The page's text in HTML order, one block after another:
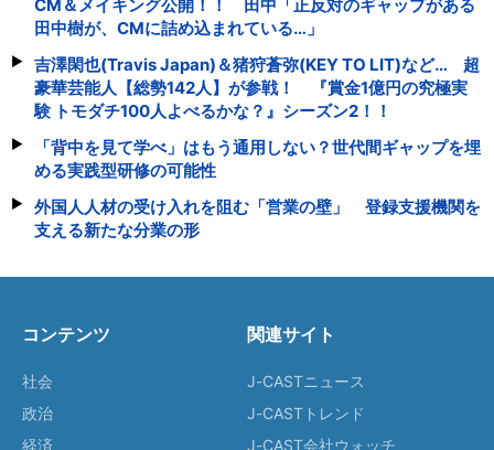
CM＆メイキング公開！！ 田中「正反対のギャップがある
田中樹が、CMに詰め込まれている…」
吉澤閑也(Travis Japan)＆猪狩蒼弥(KEY TO LIT)など… 超
豪華芸能人【総勢142人】が参戦！ 『賞金1億円の究極実
験 トモダチ100人よべるかな？』シーズン2！！
「背中を見て学べ」はもう通用しない？世代間ギャップを埋
める実践型研修の可能性
外国人人材の受け入れを阻む「営業の壁」 登録支援機関を
支える新たな分業の形
コンテンツ
社会
政治
経済
関連サイト
J-CASTニュース
J-CASTトレンド
J-CAST会社ウォッチ